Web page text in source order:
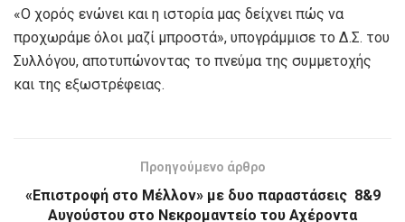
«Ο χορός ενώνει και η ιστορία μας δείχνει πώς να
προχωράμε όλοι μαζί μπροστά», υπογράμμισε το Δ.Σ. του
Συλλόγου, αποτυπώνοντας το πνεύμα της συμμετοχής
και της εξωστρέφειας.
Προηγούμενο άρθρο
«Επιστροφή στο Μέλλον» με δυο παραστάσεις 8&9
Αυγούστου στο Νεκρομαντείο του Αχέροντα